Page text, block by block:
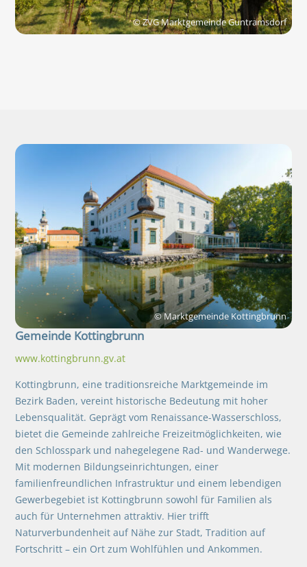
© ZVG Marktgemeinde Guntramsdorf
© Marktgemeinde Kottingbrunn
Gemeinde Kottingbrunn
www.kottingbrunn.gv.at
Kottingbrunn, eine traditionsreiche Marktgemeinde im
Bezirk Baden, vereint historische Bedeutung mit hoher
Lebensqualität. Geprägt vom Renaissance-Wasserschloss,
bietet die Gemeinde zahlreiche Freizeitmöglichkeiten, wie
den Schlosspark und nahegelegene Rad- und Wanderwege.
Mit modernen Bildungseinrichtungen, einer
familienfreundlichen Infrastruktur und einem lebendigen
Gewerbegebiet ist Kottingbrunn sowohl für Familien als
auch für Unternehmen attraktiv. Hier trifft
Naturverbundenheit auf Nähe zur Stadt, Tradition auf
Fortschritt – ein Ort zum Wohlfühlen und Ankommen.